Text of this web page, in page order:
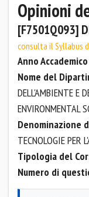
Opinioni
[F7501Q093]
consulta il Syllabus
Anno Accademico
Nome del
DELL'AMBIENTE E
ENVIRONMENTAL
Denominazione
TECNOLOGIE PER
Tipologia del
Numero di